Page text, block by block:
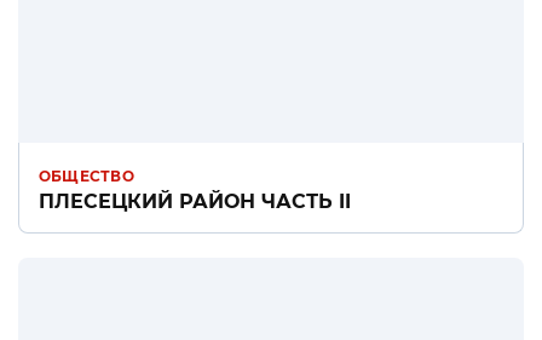
ОБЩЕСТВО
ПЛЕСЕЦКИЙ РАЙОН ЧАСТЬ II